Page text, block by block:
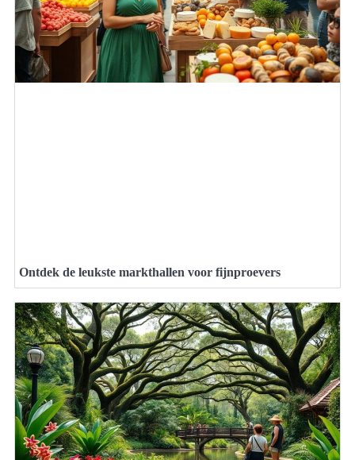
Ontdek de leukste markthallen voor fijnproevers